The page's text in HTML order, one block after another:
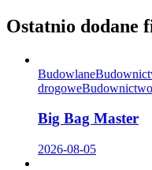
Ostatnio dodane
Budowlane
drogowe
Big Bag Master
2026-08-05